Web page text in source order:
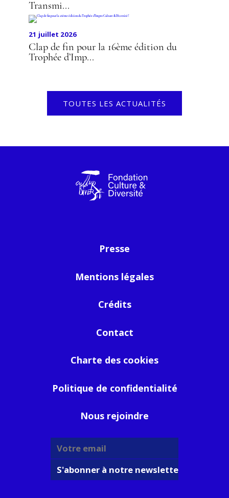
Transmi...
21 juillet 2026
Clap de fin pour la 16ème édition du
Trophée d’Imp...
TOUTES LES ACTUALITÉS
Presse
Mentions légales
Crédits
Contact
Charte des cookies
Politique de confidentialité
Nous rejoindre